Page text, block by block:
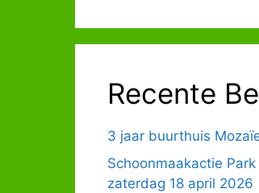
Recente
3 jaar buurthuis
Schoonmaakactie
zaterdag 18 april 2026